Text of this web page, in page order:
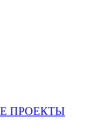
ПРОЕКТЫ